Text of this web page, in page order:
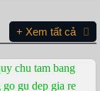
+ Xem tất cả